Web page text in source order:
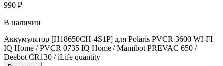
990 ₽
В наличии
Аккумулятор [H18650CH-4S1P] для Polaris PVCR 3600 WI-FI
IQ Home / PVCR 0735 IQ Home / Mamibot PREVAC 650 /
Dееbоt СR130 / iLifе quantity